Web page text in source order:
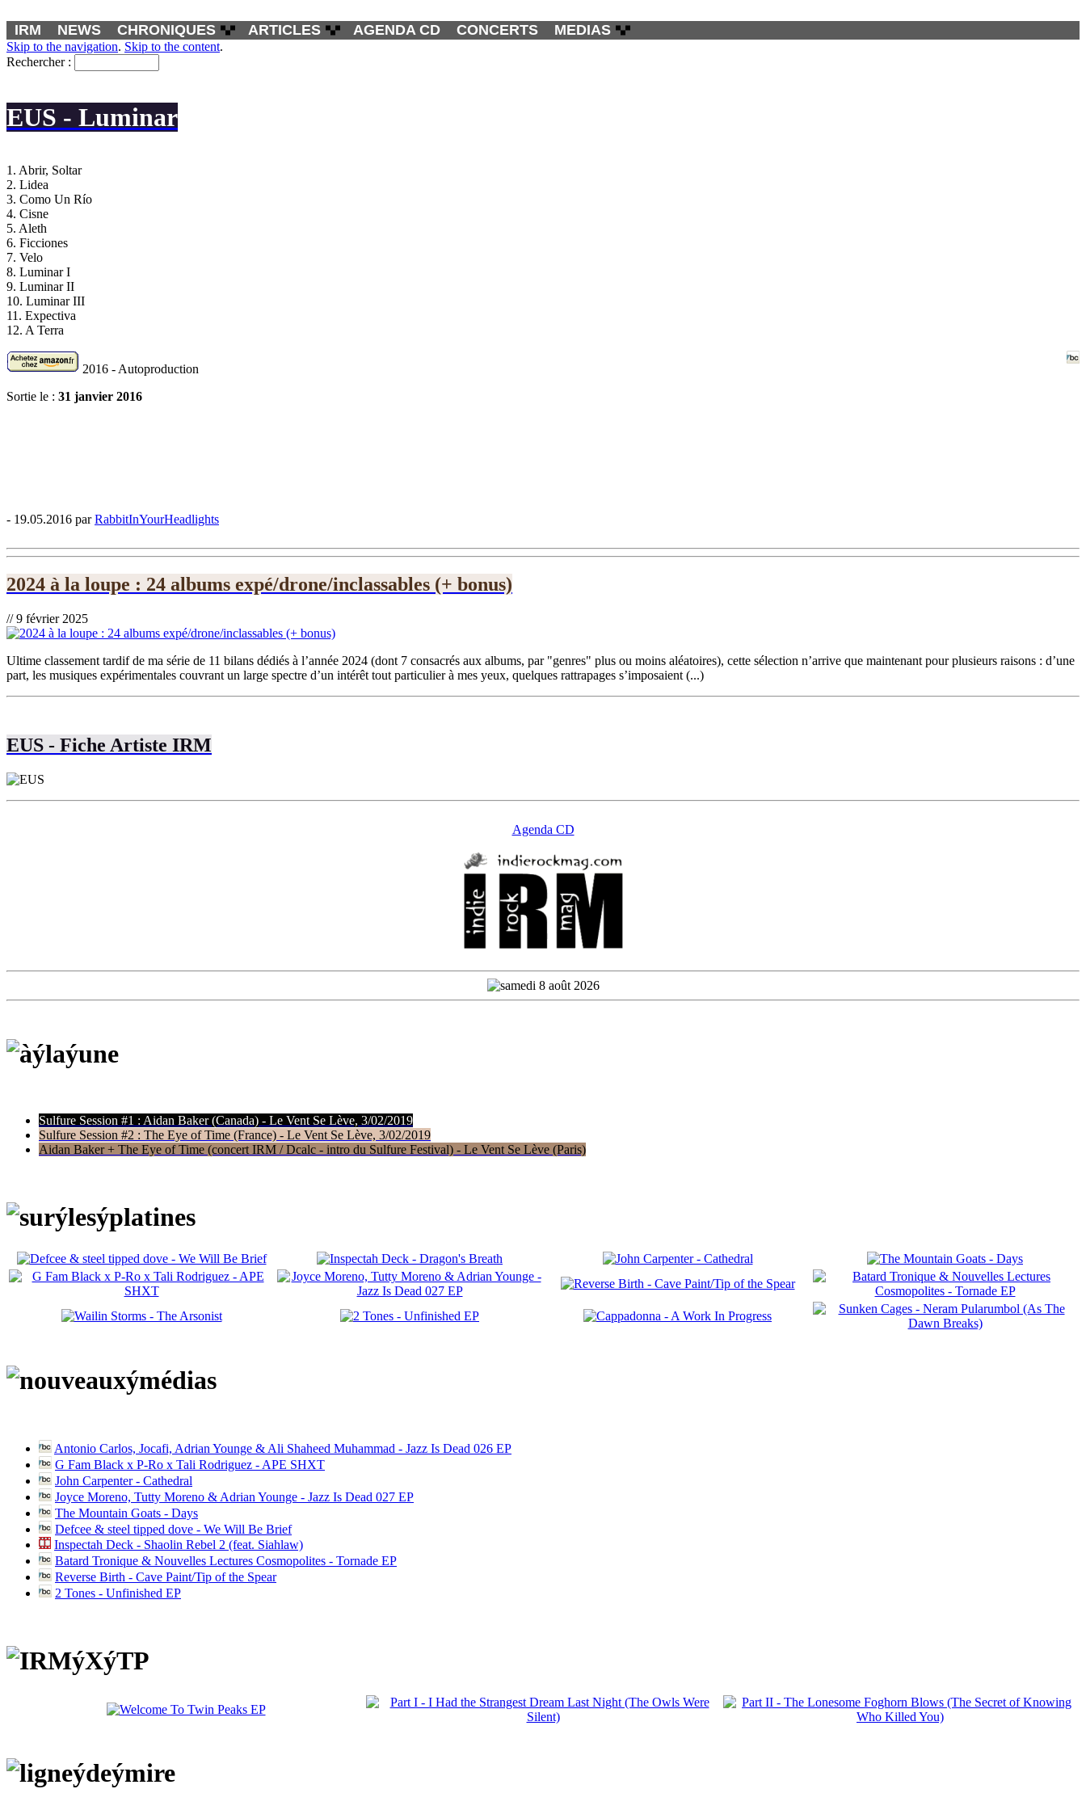
IRM NEWS CHRONIQUES ARTICLES AGENDA CD CONCERTS MEDIAS
Skip to the navigation. Skip to the content.
Rechercher :
EUS - Luminar
1. Abrir, Soltar
2. Lidea
3. Como Un Río
4. Cisne
5. Aleth
6. Ficciones
7. Velo
8. Luminar I
9. Luminar II
10. Luminar III
11. Expectiva
12. A Terra
2016 - Autoproduction
Sortie le : 31 janvier 2016
- 19.05.2016 parRabbitInYourHeadlights
2024 à la loupe : 24 albums expé/drone/inclassables (+ bonus)
// 9 février 2025
Ultime classement tardif de ma série de 11 bilans dédiés à l’année 2024 (dont 7 consacrés aux albums, par "genres" plus ou moins aléatoires), cette sélection n’arrive que maintenant pour plusieurs raisons : d’une
part, les musiques expérimentales couvrant un large spectre d’un intérêt tout particulier à mes yeux, quelques rattrapages s’imposaient (...)
EUS - Fiche Artiste IRM
Agenda CD
Sulfure Session #1 : Aidan Baker (Canada) - Le Vent Se Lève, 3/02/2019
Sulfure Session #2 : The Eye of Time (France) - Le Vent Se Lève, 3/02/2019
Aidan Baker + The Eye of Time (concert IRM / Dcalc - intro du Sulfure Festival) - Le Vent Se Lève (Paris)
Antonio Carlos, Jocafi, Adrian Younge & Ali Shaheed Muhammad - Jazz Is Dead 026 EP
G Fam Black x P-Ro x Tali Rodriguez - APE SHXT
John Carpenter - Cathedral
Joyce Moreno, Tutty Moreno & Adrian Younge - Jazz Is Dead 027 EP
The Mountain Goats - Days
Defcee & steel tipped dove - We Will Be Brief
Inspectah Deck - Shaolin Rebel 2 (feat. Siahlaw)
Batard Tronique & Nouvelles Lectures Cosmopolites - Tornade EP
Reverse Birth - Cave Paint/Tip of the Spear
2 Tones - Unfinished EP